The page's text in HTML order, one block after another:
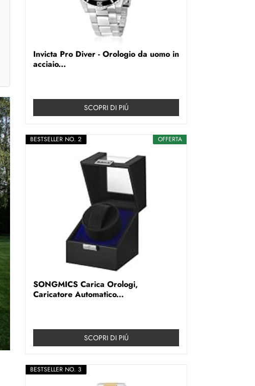
Invicta Pro Diver - Orologio da uomo in
acciaio...
SCOPRI DI PIÚ
OFFERTA
BESTSELLER NO. 2
SONGMICS Carica Orologi,
Caricatore Automatico...
SCOPRI DI PIÚ
BESTSELLER NO. 3